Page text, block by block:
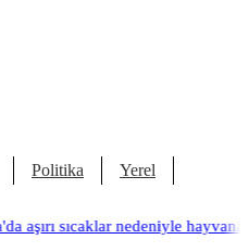
Politika Yerel
hayvanat bahçesinde üç